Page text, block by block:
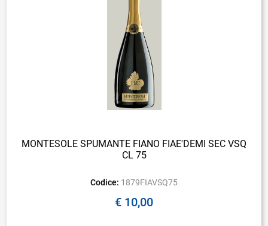
MONTESOLE SPUMANTE FIANO FIAE'DEMI SEC VSQ
CL 75
Codice: 1879FIAVSQ75
€ 10,00